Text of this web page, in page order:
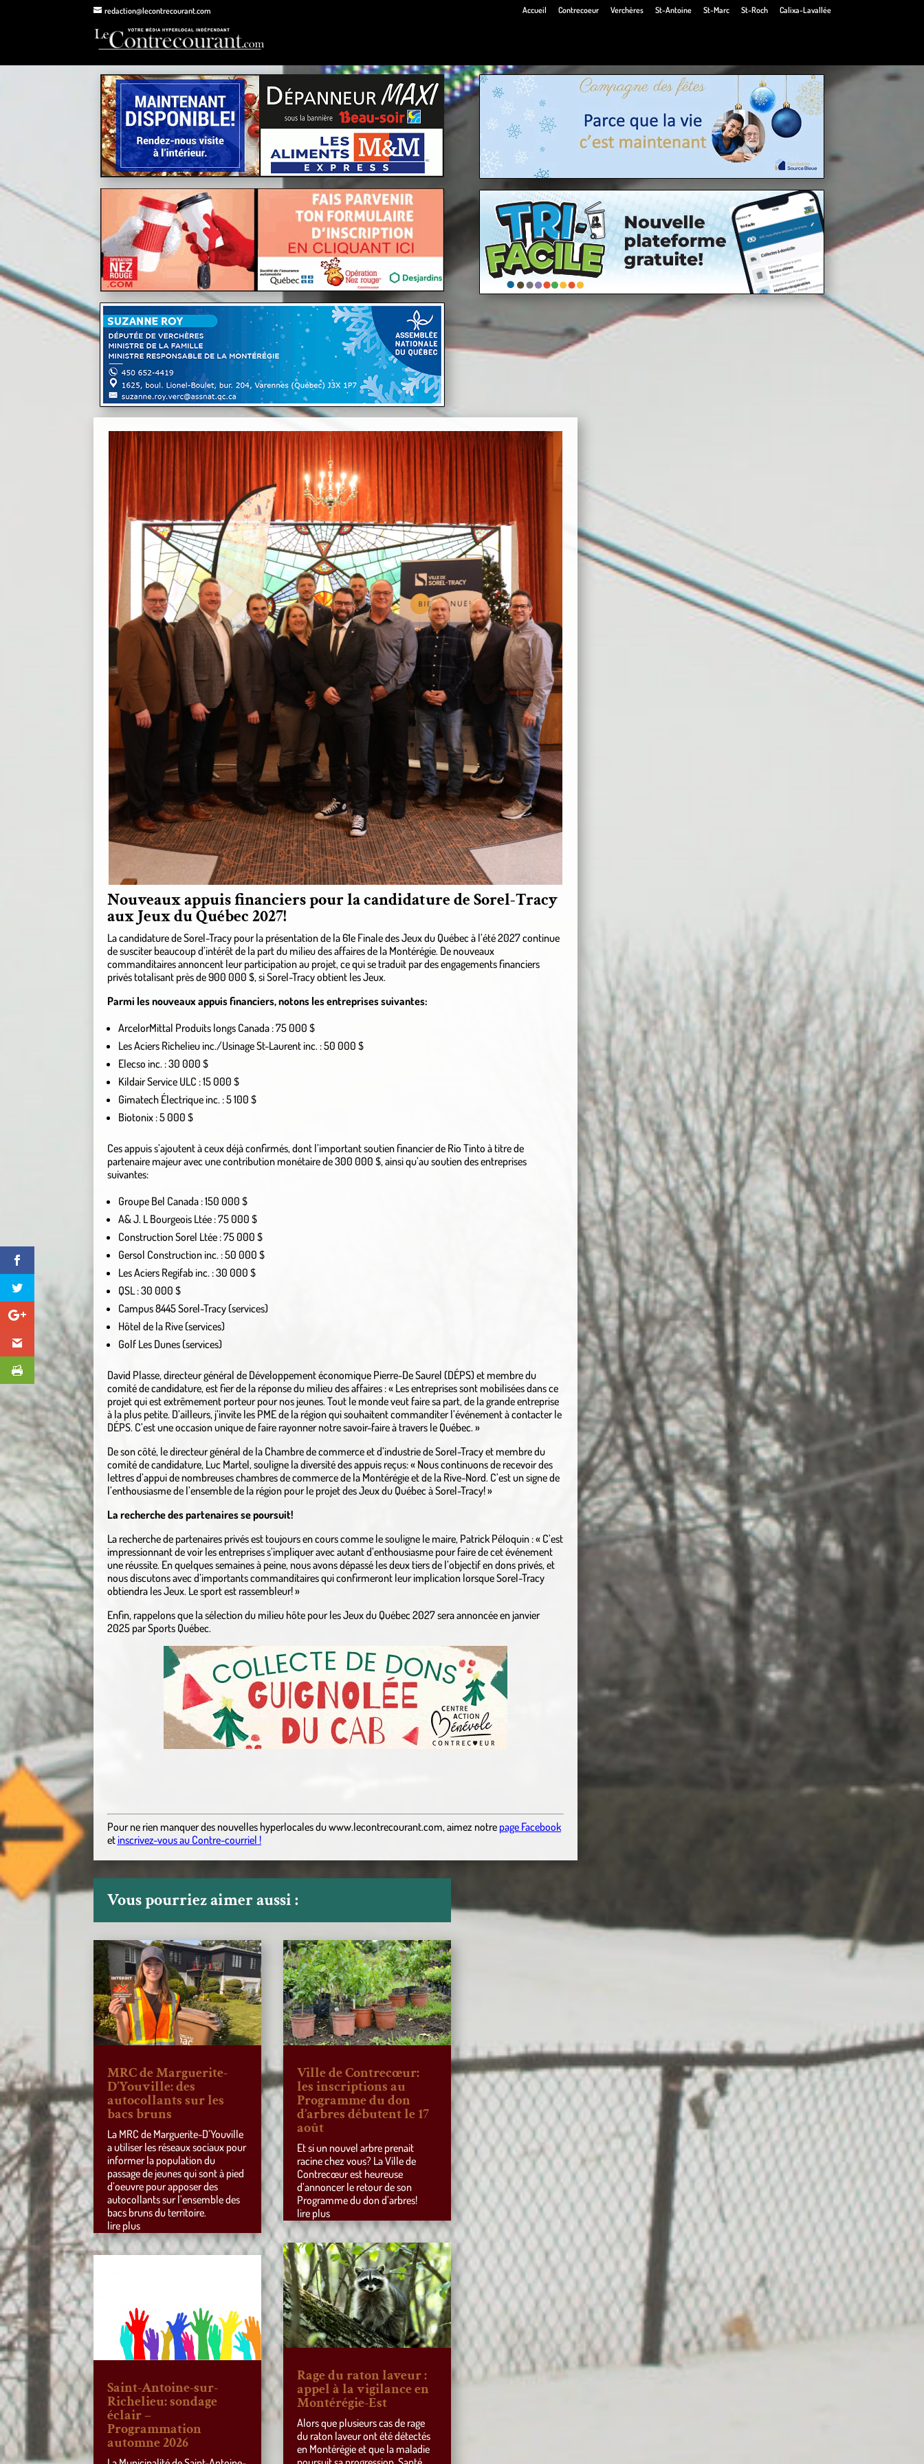
redaction@lecontrecourant.com Accueil Contrecoeur Verchères St-Antoine St-Marc St-Roch Calixa-Lavallée
Nouveaux appuis financiers pour la candidature de Sorel-Tracy
aux Jeux du Québec 2027!
La candidature de Sorel-Tracy pour la présentation de la 61e Finale des Jeux du Québec à l’été 2027 continue
de susciter beaucoup d’intérêt de la part du milieu des affaires de la Montérégie. De nouveaux
commanditaires annoncent leur participation au projet, ce qui se traduit par des engagements financiers
privés totalisant près de 900 000 $, si Sorel-Tracy obtient les Jeux.
Parmi les nouveaux appuis financiers, notons les entreprises suivantes:
ArcelorMittal Produits longs Canada : 75 000 $
Les Aciers Richelieu inc./Usinage St-Laurent inc. : 50 000 $
Elecso inc. : 30 000 $
Kildair Service ULC : 15 000 $
Gimatech Électrique inc. : 5 100 $
Biotonix : 5 000 $
Ces appuis s’ajoutent à ceux déjà confirmés, dont l’important soutien financier de Rio Tinto à titre de
partenaire majeur avec une contribution monétaire de 300 000 $, ainsi qu’au soutien des entreprises
suivantes:
Groupe Bel Canada : 150 000 $
A& J. L Bourgeois Ltée : 75 000 $
Construction Sorel Ltée : 75 000 $
Gersol Construction inc. : 50 000 $
Les Aciers Regifab inc. : 30 000 $
QSL : 30 000 $
Campus 8445 Sorel-Tracy (services)
Hôtel de la Rive (services)
Golf Les Dunes (services)
David Plasse, directeur général de Développement économique Pierre-De Saurel (DÉPS) et membre du
comité de candidature, est fier de la réponse du milieu des affaires : « Les entreprises sont mobilisées dans ce
projet qui est extrêmement porteur pour nos jeunes. Tout le monde veut faire sa part, de la grande entreprise
à la plus petite. D’ailleurs, j’invite les PME de la région qui souhaitent commanditer l’événement à contacter le
DÉPS. C’est une occasion unique de faire rayonner notre savoir-faire à travers le Québec. »
De son côté, le directeur général de la Chambre de commerce et d’industrie de Sorel-Tracy et membre du
comité de candidature, Luc Martel, souligne la diversité des appuis reçus: « Nous continuons de recevoir des
lettres d’appui de nombreuses chambres de commerce de la Montérégie et de la Rive-Nord. C’est un signe de
l’enthousiasme de l’ensemble de la région pour le projet des Jeux du Québec à Sorel-Tracy! »
La recherche des partenaires se poursuit!
La recherche de partenaires privés est toujours en cours comme le souligne le maire, Patrick Péloquin : « C’est
impressionnant de voir les entreprises s’impliquer avec autant d’enthousiasme pour faire de cet événement
une réussite. En quelques semaines à peine, nous avons dépassé les deux tiers de l’objectif en dons privés, et
nous discutons avec d’importants commanditaires qui confirmeront leur implication lorsque Sorel-Tracy
obtiendra les Jeux. Le sport est rassembleur! »
Enfin, rappelons que la sélection du milieu hôte pour les Jeux du Québec 2027 sera annoncée en janvier
2025 par Sports Québec.
Pour ne rien manquer des nouvelles hyperlocalesduwww.lecontrecourant.com,aimez notre page Facebook
etinscrivez-vous au Contre-courriel !
Vous pourriez aimer aussi :
MRC de Marguerite-
D’Youville: des
autocollants sur les
bacs bruns
La MRC de Marguerite-D’Youville
a utiliser les réseaux sociaux pour
informer la population du
passage de jeunes qui sont à pied
d’oeuvre pour apposer des
autocollants sur l’ensemble des
bacs bruns du territoire.
lire plus
Saint-Antoine-sur-
Richelieu: sondage
éclair –
Programmation
automne 2026
Ville de Contrecœur:
les inscriptions au
Programme du don
d’arbres débutent le 17
août
Et si un nouvel arbre prenait
racine chez vous? La Ville de
Contrecœur est heureuse
d’annoncer le retour de son
Programme du don d’arbres!
lire plus
Rage du raton laveur :
appel à la vigilance en
Montérégie-Est
Alors que plusieurs cas de rage
du raton laveur ont été détectés
en Montérégie et que la maladie